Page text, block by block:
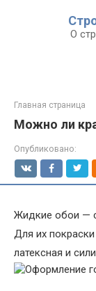
О
Главная страница
Можно ли
Опубликовано:
Жидкие обои —
Для их
латексная и